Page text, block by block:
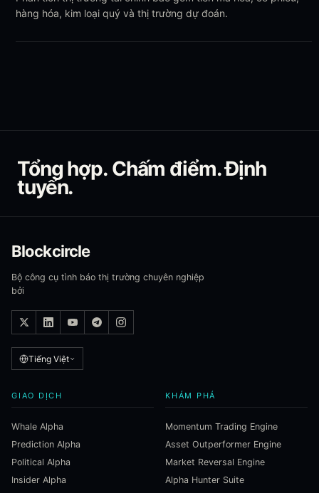
hàng hóa, kim loại quý và thị trường dự đoán.
Tổng hợp. Chấm điểm. Định
tuyến.
Blockcircle
Bộ công cụ tình báo thị trường chuyên nghiệp
bởi
Tiếng Việt
GIAO DỊCH
Whale Alpha
Prediction Alpha
Political Alpha
Insider Alpha
KHÁM PHÁ
Momentum Trading Engine
Asset Outperformer Engine
Market Reversal Engine
Alpha Hunter Suite